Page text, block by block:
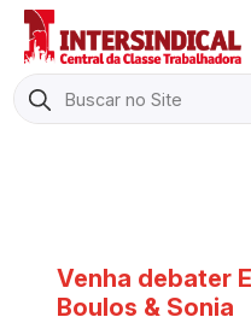
Search
for:
Venha debater
Boulos & Sonia